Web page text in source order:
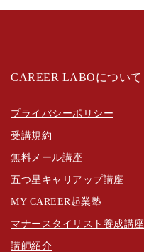
CAREER LABOについて
プライバシーポリシー
受講規約
無料メール講座
五つ星キャリアップ講座
MY CAREER起業塾
マナースタイリスト養成講座
講師紹介